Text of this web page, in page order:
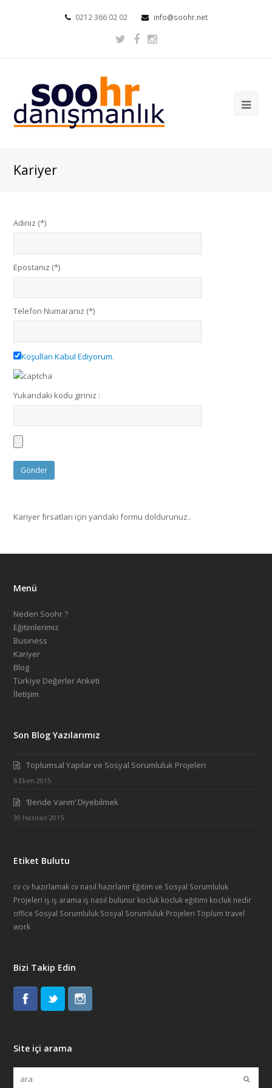
0212 366 02 02 info@soohr.net
Kariyer
Adınız (*)
Epostanız (*)
Telefon Numaranız (*)
Koşulları Kabul Ediyorum.
Yukarıdaki kodu giriniz :
Kariyer fırsatları için yandaki formu doldurunuz..
Menü
Neden Soohr ?
Eğitimlerimiz
Business
Kariyer
Blog
Türkiye Değerler Anketi
İletişim
Son Blog Yazılarımız
Toplumsal Yapılar ve Sosyal Sorumluluk Projeleri
6 Ekim 2015
‘Bende Varım’ Diyebilmek
30 Haziran 2015
Etiket Bulutu
cv cv hazırlamak cv nasıl hazırlanır Eğitim ve Sosyal Sorumluluk
Projeleri iş iş arama iş nasıl bulunur kocluk kocluk eğitimi kocluk nedir
office Sosyal Sorumluluk Sosyal Sorumluluk Projeleri Toplum travel
work
Bizi Takip Edin
Site içi arama